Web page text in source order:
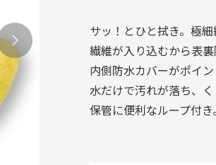
サッ！とひと拭き。極
繊維が入り込むから表
内側防水カバーがポイ
水だけで汚れが落ち、
保管に便利なループ付き。